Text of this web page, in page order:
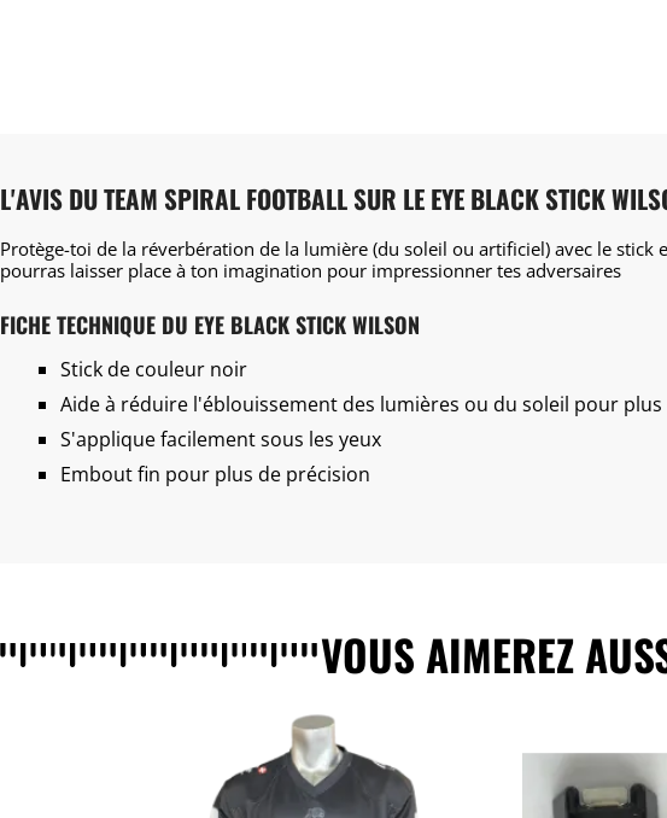
L'AVIS DU TEAM SPIRAL FOOTBALL SUR LE EYE BLACK STICK
Protège-toi de la réverbération de la lumière (du soleil ou artificiel) avec le stick
pourras laisser place à ton imagination pour impressionner tes adversaires
FICHE TECHNIQUE DU EYE BLACK STICK WILSON
Stick de couleur noir
Aide à réduire l'éblouissement des lumières ou du soleil pour
S'applique facilement sous les yeux
Embout fin pour plus de précision
VOUS AIMEREZ